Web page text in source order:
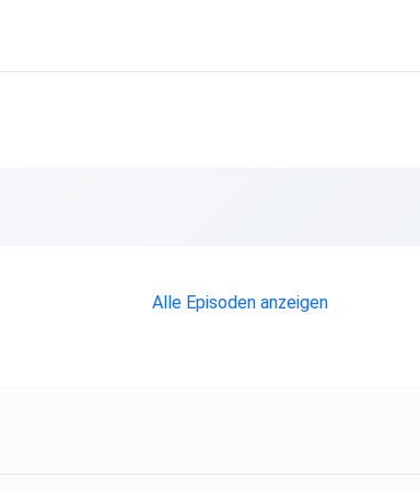
Alle Episoden anzeigen